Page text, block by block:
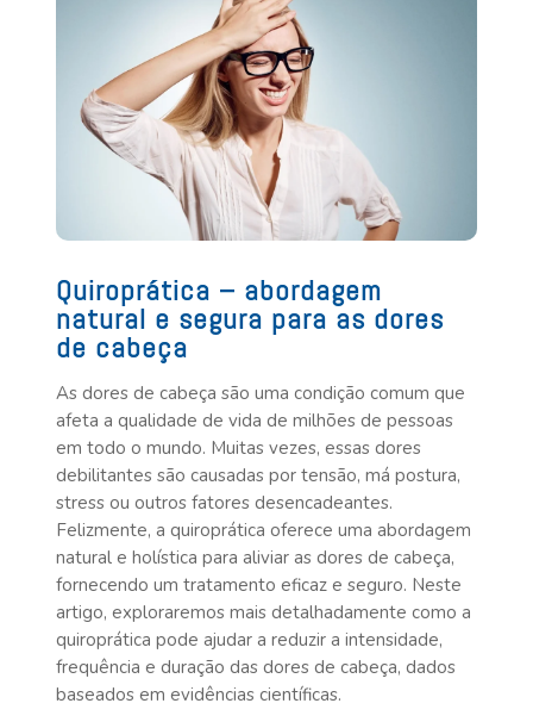
Quiroprática – abordagem
natural e segura para as dores
de cabeça
As dores de cabeça são uma condição comum que
afeta a qualidade de vida de milhões de pessoas
em todo o mundo. Muitas vezes, essas dores
debilitantes são causadas por tensão, má postura,
stress ou outros fatores desencadeantes.
Felizmente, a quiroprática oferece uma abordagem
natural e holística para aliviar as dores de cabeça,
fornecendo um tratamento eficaz e seguro. Neste
artigo, exploraremos mais detalhadamente como a
quiroprática pode ajudar a reduzir a intensidade,
frequência e duração das dores de cabeça, dados
baseados em evidências científicas.